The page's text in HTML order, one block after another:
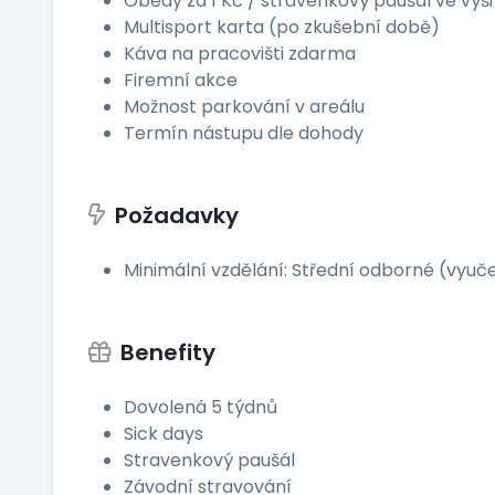
Multisport karta (po zkušební době)
Káva na pracovišti zdarma
Firemní akce
Možnost parkování v areálu
Termín nástupu dle dohody
Požadavky
Minimální vzdělání: Střední odborné
Benefity
Dovolená 5 týdnů
Sick days
Stravenkový paušál
Závodní stravování